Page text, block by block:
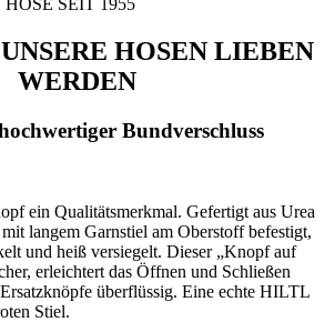
HOSE SEIT 1955
HOSEN LIEBEN
WERDEN
Bundverschluss
ein Qualitätsmerkmal. Gefertigt aus Urea
langem Garnstiel am Oberstoff befestigt,
und heiß versiegelt. Dieser „Knopf auf
erleichtert das Öffnen und Schließen
überflüssig. Eine echte HILTL
Stiel.